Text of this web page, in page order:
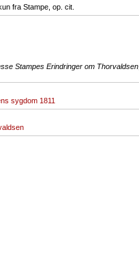
fra Stampe, op. cit.
Stampes Erindringer om Thorvaldsen
sygdom 1811